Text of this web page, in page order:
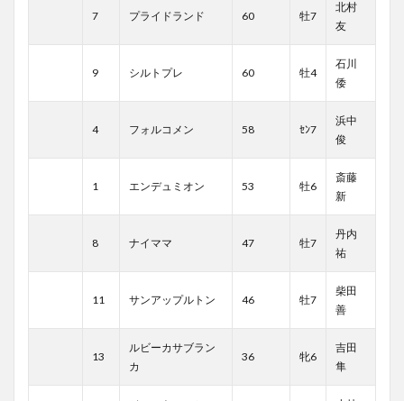
7 プライドランド 60 牡7
北村
友
9 シルトプレ 60 牡4
石川
倭
4 フォルコメン 58 ｾﾝ7
浜中
俊
1 エンデュミオン 53 牡6
斎藤
新
8 ナイママ 47 牡7
丹内
祐
11 サンアップルトン 46 牡7
柴田
善
13
ルビーカサブラン
カ
36 牝6
吉田
隼